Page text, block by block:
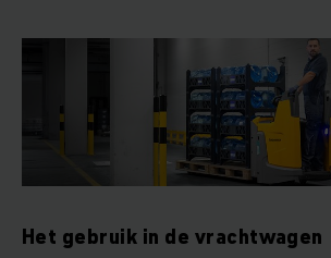
Het gebruik in de vrachtwagen